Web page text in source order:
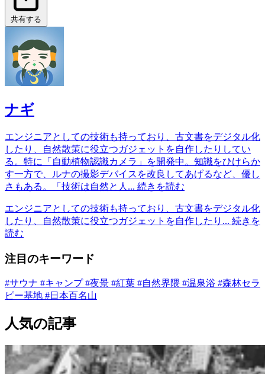
共有する
ナギ
エンジニアとしての技術も持っており、古文書をデジタル化
したり、自然散策に役立つガジェットを自作したりしてい
る。特に「自動植物認識カメラ」を開発中。知識をひけらか
す一方で、ルナの撮影デバイスを改良してあげるなど、優し
さもある。「技術は自然と人... 続きを読む
エンジニアとしての技術も持っており、古文書をデジタル化
したり、自然散策に役立つガジェットを自作したり... 続きを
読む
注目のキーワード
#サウナ #キャンプ#夜景 #紅葉 #自然界隈 #温泉浴 #森林セラ
ピー基地 #日本百名山
人気の記事